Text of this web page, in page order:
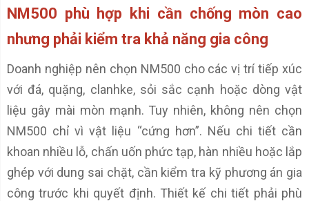
NM500 phù hợp khi cần chống mòn cao
nhưng phải kiểm tra khả năng gia công
Doanh nghiệp nên chọn NM500 cho các vị trí tiếp xúc
với đá, quặng, clanhke, sỏi sắc cạnh hoặc dòng vật
liệu gây mài mòn mạnh. Tuy nhiên, không nên chọn
NM500 chỉ vì vật liệu “cứng hơn”. Nếu chi tiết cần
khoan nhiều lỗ, chấn uốn phức tạp, hàn nhiều hoặc lắp
ghép với dung sai chặt, cần kiểm tra kỹ phương án gia
công trước khi quyết định. Thiết kế chi tiết phải phù